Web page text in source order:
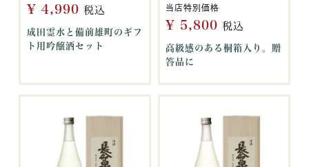
¥ 4,990 税込
成田霊水と備前雄町のギフ
ト用吟醸酒セット
当店特別価格
¥ 5,800 税込
高級感のある桐箱入り。贈
答品に